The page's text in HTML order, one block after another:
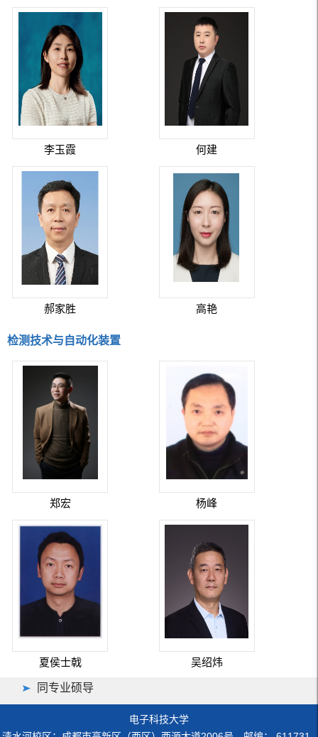
李玉霞 何建
郝家胜 高艳
检测技术与自动化装置
郑宏 杨峰
夏侯士戟 吴绍炜
同专业硕导
电子科技大学